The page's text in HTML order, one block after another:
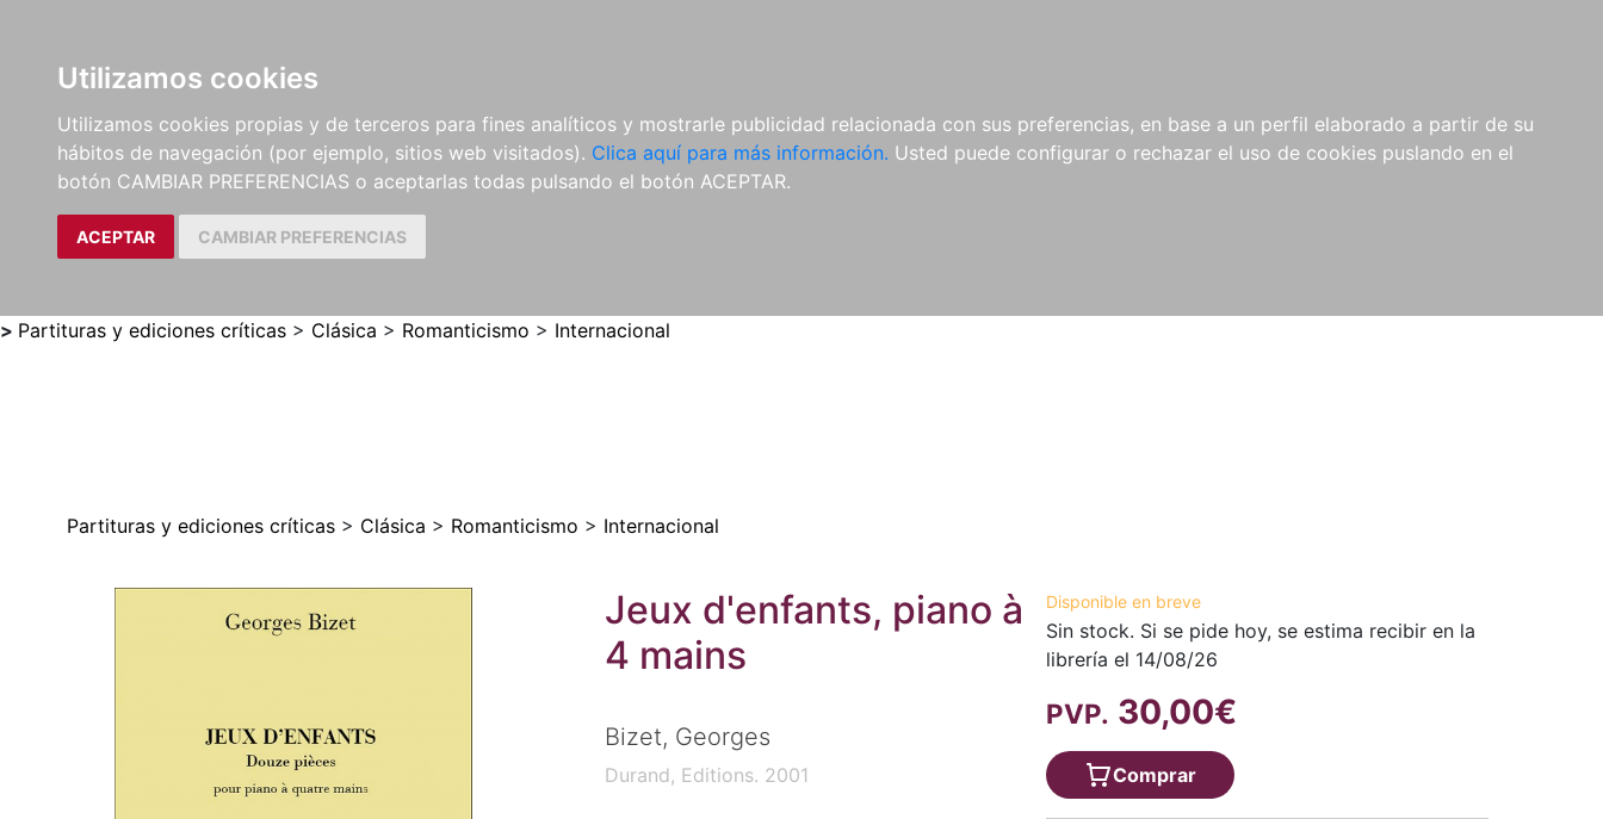
Utilizamos cookies
Utilizamos cookies propias y de terceros para fines analíticos y mostrarle publicidad relacionada con sus preferencias, en base a un perfil elaborado a partir de su
hábitos de navegación (por ejemplo, sitios web visitados). Clica aquí para más información. Usted puede configurar o rechazar el uso de cookies puslando en el
botón CAMBIAR PREFERENCIAS o aceptarlas todas pulsando el botón ACEPTAR.
ACEPTAR CAMBIAR PREFERENCIAS
LIBROS
MÉTODOS Y
EJERCICIOS
PARTITURAS Y EDICIONES
CRÍTICAS
REVISTAS
CDS Y
DVDS
MATERIAL
COMPLEMENTARIO
NOVEDADES NOTICIAS
COMPRAS
INSTITUCIONALES
> Partituras y ediciones críticas > Clásica > Romanticismo > Internacional
Partituras y ediciones críticas > Clásica > Romanticismo > Internacional
Jeux d'enfants, piano à
4 mains
Bizet, Georges
Durand, Editions. 2001
Disponible en breve
Sin stock. Si se pide hoy, se estima recibir en la
librería el 14/08/26
PVP. 30,00€
Comprar